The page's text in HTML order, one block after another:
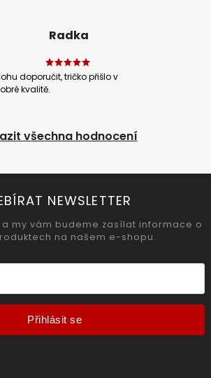
Radka
doporučit, tričko přišlo v
kvalitě.
všechna hodnocení
NEWSLETTER
my vám budeme zasílat informace o
na našem e-shopu.
Přihlásit se